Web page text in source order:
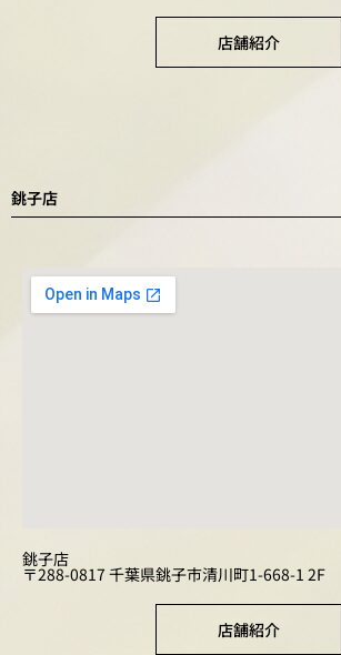
店舗紹介
銚子店
銚子店
〒288-0817 千葉県銚子市清川町1-668-1 2F
店舗紹介